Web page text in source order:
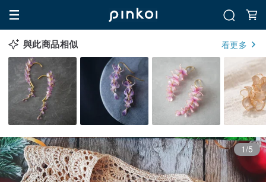
與此商品相似 看更多
1/5